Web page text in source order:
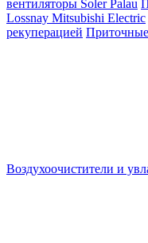
вентиляторы Soler Palau
Lossnay Mitsubishi Electric
рекуперацией Приточные
Воздухоочистители и